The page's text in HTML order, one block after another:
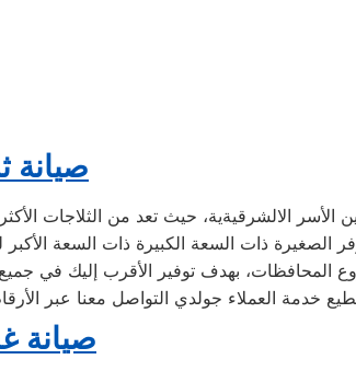
صيانة
الالشرقيةية، حيث تعد من الثلاجات
صيانة